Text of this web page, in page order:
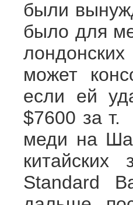
были
было для
может
если ей
$7600 за
меди на
китайских
Standard